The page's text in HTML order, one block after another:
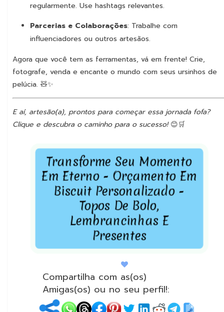
regularmente. Use hashtags relevantes.
Parcerias e Colaborações: Trabalhe com
influenciadores ou outros artesãos.
Agora que você tem as ferramentas, vá em frente! Crie,
fotografe, venda e encante o mundo com seus ursinhos de
pelúcia. 🧸✨
E aí, artesão(a), prontos para começar essa jornada fofa?
Clique e descubra o caminho para o sucesso!😊🛒
Transforme Seu Momento
Em Eterno- Orçamento Em
Biscuit Personalizado -
Topos De Bolo,
Lembrancinhas E
Presentes
Compartilha com as(os)
Amigas(os) ou no seu perfil!: